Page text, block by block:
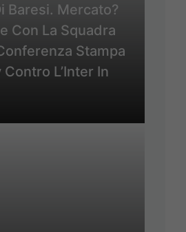
Baresi. Mercato?
Con La Squadra
Stampa
L’Inter In